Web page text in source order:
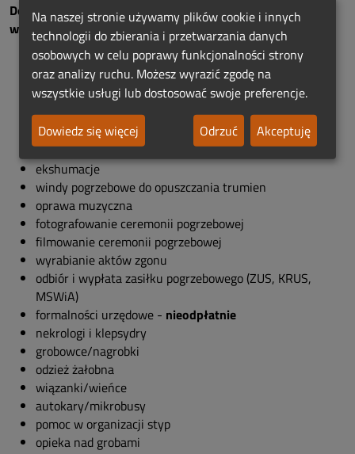
Dom Pogrzebowy ABRAM to następujące usługi i
wszechstronna pomoc rodzinom w żałobie:
organizacja pochówków wyznaniowych i świeckich
sprzedaż trumien, urn, dewocjonaliów i innych
akcesoriów w atrakcyjnych cenach
przewóz Zmarłych na terenie kraju
kremacje
ekshumacje
windy pogrzebowe do opuszczania trumien
oprawa muzyczna
fotografowanie ceremonii pogrzebowej
filmowanie ceremonii pogrzebowej
wyrabianie aktów zgonu
odbiór i wypłata zasiłku pogrzebowego (ZUS, KRUS,
MSWiA)
formalności urzędowe - nieodpłatnie
nekrologi i klepsydry
grobowce/nagrobki
odzież żałobna
wiązanki/wieńce
autokary/mikrobusy
pomoc w organizacji styp
opieka nad grobami
Na naszej stronie używamy plików cookie i innych
technologii do zbierania i przetwarzania danych
osobowych w celu poprawy funkcjonalności strony
oraz analizy ruchu. Możesz wyrazić zgodę na
wszystkie usługi lub dostosować swoje preferencje.
Dowiedz się więcej
Odrzuć Akceptuję